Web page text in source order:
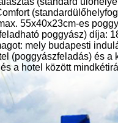
55x40x23cm-es
poggyász) díja:
mely budapesti
(poggyászfeladás) és a
a hotel között